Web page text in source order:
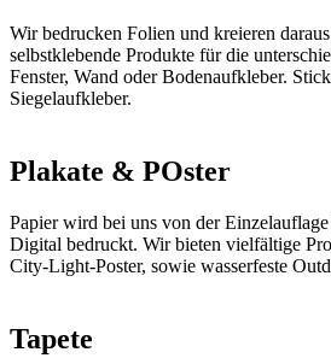
Wir bedrucken Folien und kreieren
selbstklebende Produkte für die
Fenster, Wand oder Bodenaufkleber.
Siegelaufkleber.
Plakate & POster
Papier wird bei uns von der
Digital bedruckt. Wir bieten vielfältige
City-Light-Poster, sowie wasserfeste
Tapete